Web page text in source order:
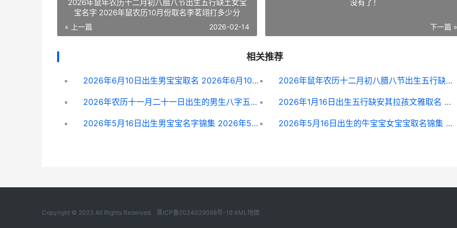
2026年鼠年农历十二月初八腊八节出生五行缺土女宝
宝名字 2026年鼠农历10月份取名李茗翊打多少分
« 上一篇 2026-02-14
没有了！
下一篇 »
相关推荐
2026年6月10日出生男宝宝取名 2026年6月10日出生好吗 2026年鼠年农历十二月初八腊八节出生五行缺土女宝宝名字 2026年鼠农历10月份取名李茗翊打多少分
2026年农历十一月二十一日出生的男生八字五行取名锦集 2026年农历十一月二十九是什么星座 2026年1月16日出生五行缺安其拉孩文雅取名 2026年1月16日出生的男孩
2026年5月16日出生男宝宝名字锦集 2026年5月16日出生女孩取名 2026年5月16日出生的牛宝宝女宝宝取名锦集 2026年5月16日是
Copyright © 2023 All Rights Reserved. 晋ICP备2024029068号-16 XML地图